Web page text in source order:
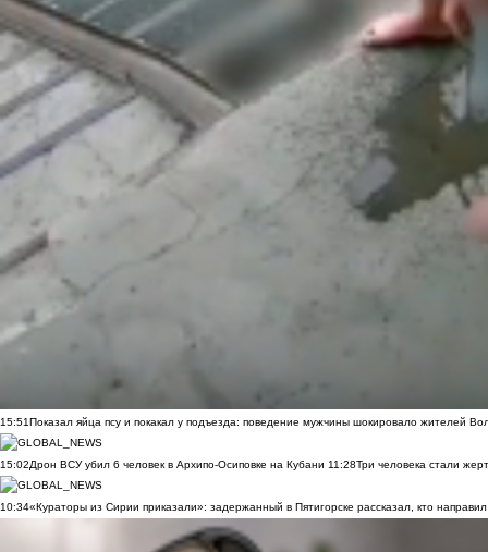
15:51Показал яйца псу и покакал у подъезда: поведение мужчины шокировало жителей
15:02Дрон ВСУ убил 6 человек в Архипо-Осиповке на Кубани 11:28Три человека стали
10:34«Кураторы из Сирии приказали»: задержанный в Пятигорске рассказал, кто направил